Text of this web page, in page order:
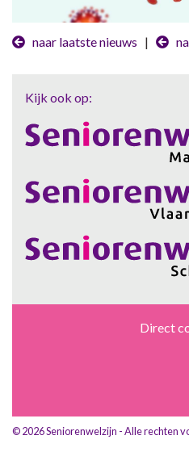
naar laatste nieuws |
Kijk ook op:
Direct
© 2026 Seniorenwelzijn - Alle rechten